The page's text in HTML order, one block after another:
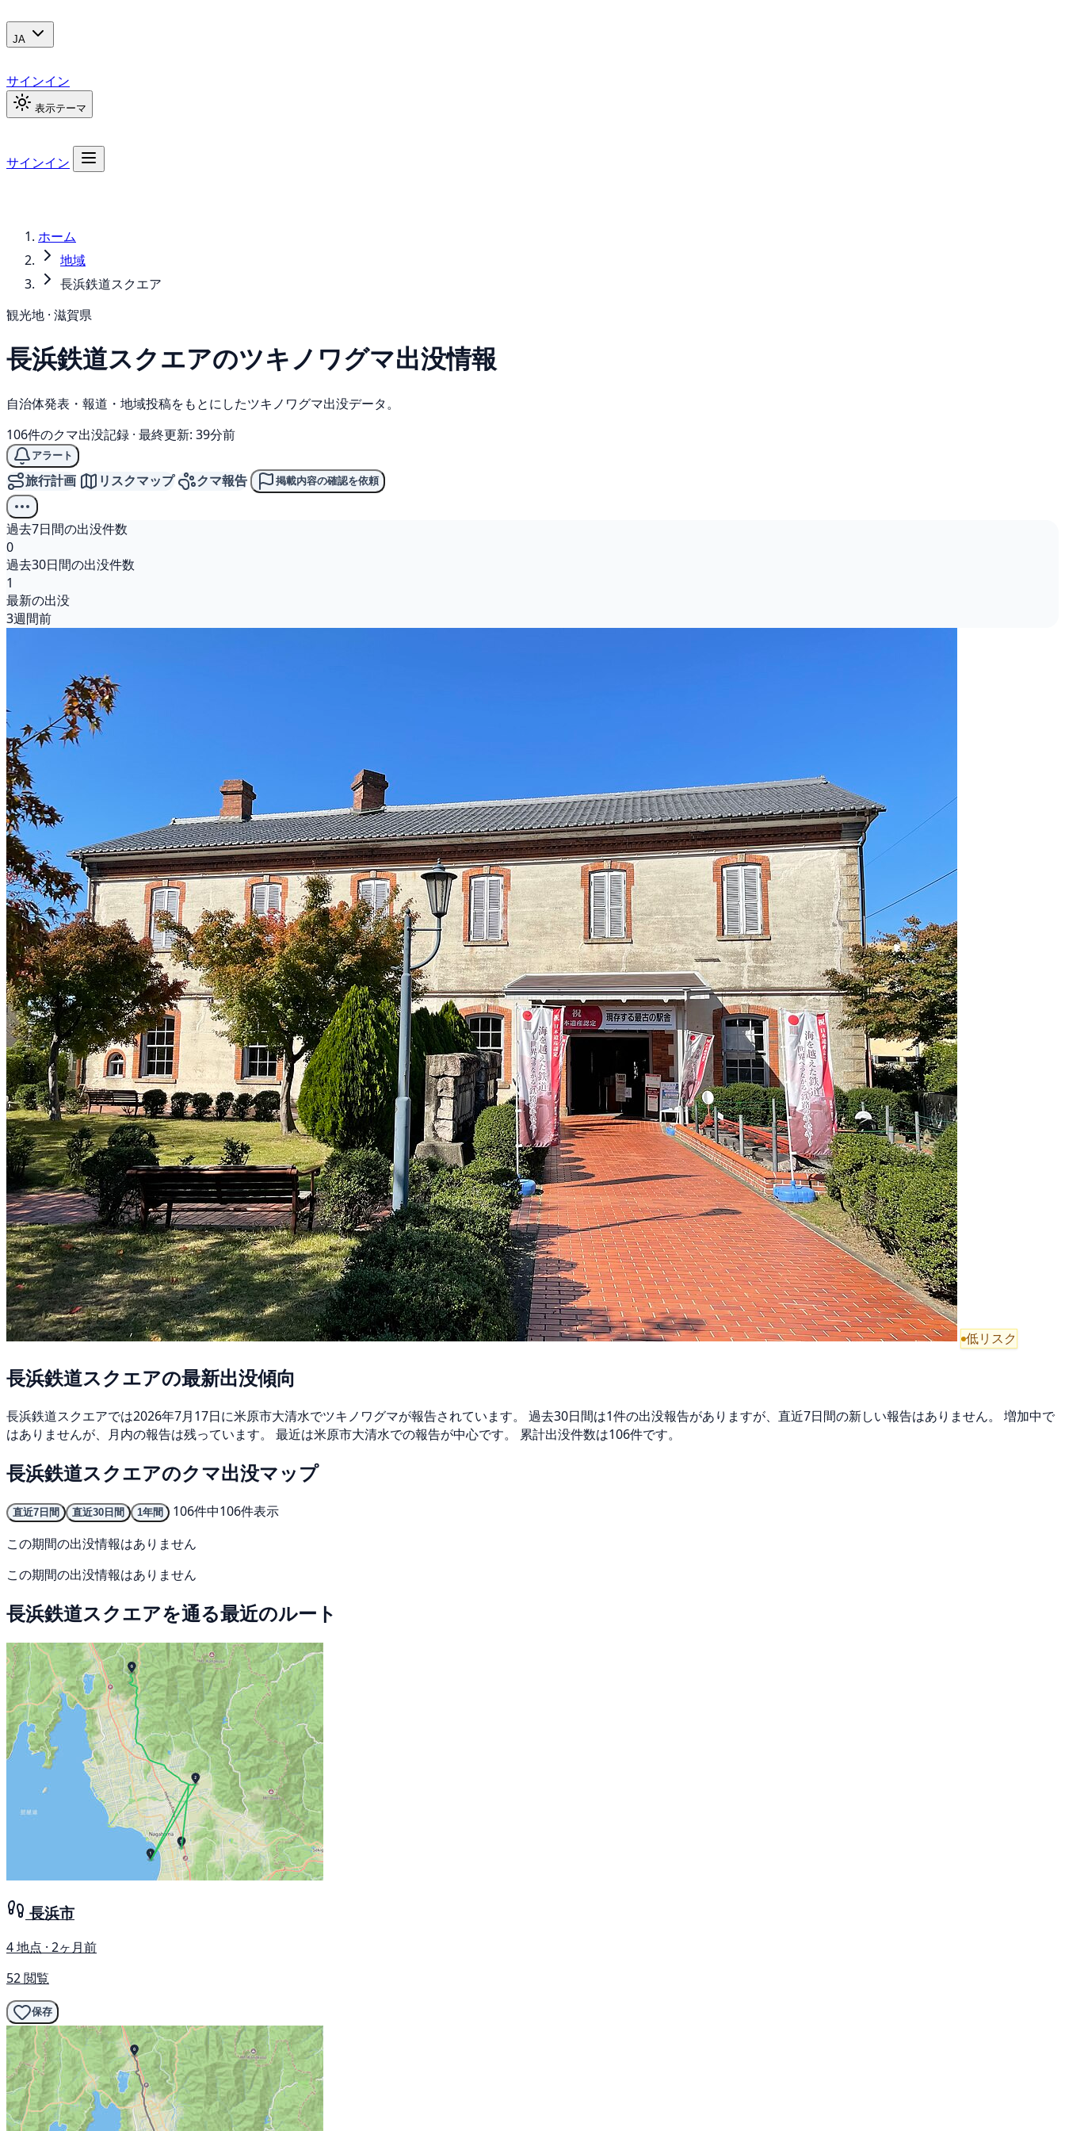
JA
サインイン
表示テーマ
サインイン
ホーム
地域
長浜鉄道スクエア
観光地 · 滋賀県
長浜鉄道スクエアのツキノワグマ出没情報
自治体発表・報道・地域投稿をもとにしたツキノワグマ出没データ。
106件のクマ出没記録 · 最終更新: 39分前
アラート
旅行計画 リスクマップ クマ報告 掲載内容の確認を依頼
過去7日間の出没件数
0
過去30日間の出没件数
1
最新の出没
3週間前
低リスク
長浜鉄道スクエアの最新出没傾向
長浜鉄道スクエアでは2026年7月17日に米原市大清水でツキノワグマが報告されています。 過去30日間は1件の出没報告がありますが、直近7日間の新しい報告はありません。 増加中で
はありませんが、月内の報告は残っています。 最近は米原市大清水での報告が中心です。 累計出没件数は106件です。
長浜鉄道スクエアのクマ出没マップ
直近7日間 直近30日間 1年間
106件中106件表示
この期間の出没情報はありません
この期間の出没情報はありません
長浜鉄道スクエアを通る最近のルート
長浜市
4 地点 · 2ヶ月前
52 閲覧
保存